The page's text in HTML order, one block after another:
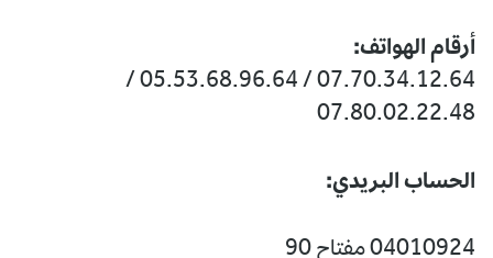
أرقام الهواتف:
07.70.34.12.64 / 05.53.68.96.64 /
07.80.02.22.48
الحساب البريدي:
04010924 مفتاح 90